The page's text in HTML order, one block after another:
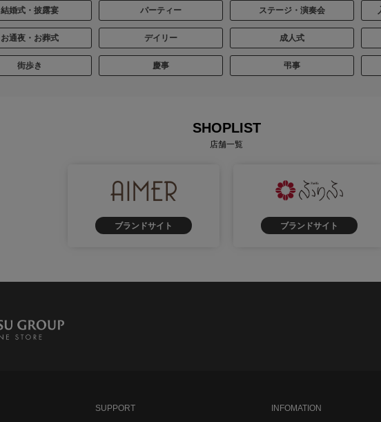
結婚式・披露宴 パーティー ステージ・演奏会
お通夜・お葬式 デイリー 成人式
街歩き 慶事 弔事
SHOPLIST
店舗一覧
ブランドサイト ブランドサイト
SUPPORT INFOMATION